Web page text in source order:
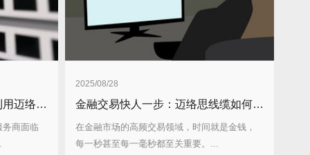
云服务商的秘密武器：如何利用迈络思线缆实现租户隔离与高效互通？
商面临
2025/08/28
金融交易快人一步：迈络思线缆如何征服高频交易巨头？
在金融市场的高频交易领域，时间就是金钱，
每一秒甚至每一毫秒都至关重要。...